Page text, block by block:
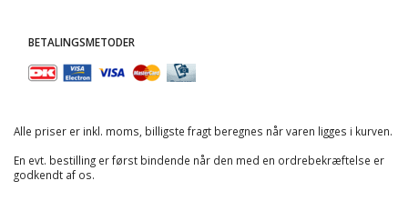
BETALINGSMETODER
Alle priser er inkl. moms, billigste fragt beregnes når varen ligges i kurven.
En evt. bestilling er først bindende når den med en ordrebekræftelse er
godkendt af os.